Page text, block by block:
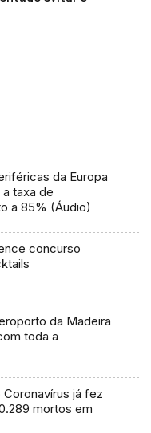
da Europa
taxa de
a 85% (Áudio)
concurso
da Madeira
toda a
já fez
mortos em